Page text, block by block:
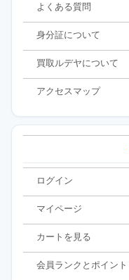
よくある質問
身分証について
買取ルデヤについて
アクセスマップ
ログイン
マイページ
カートを見る
会員ランクとポイント